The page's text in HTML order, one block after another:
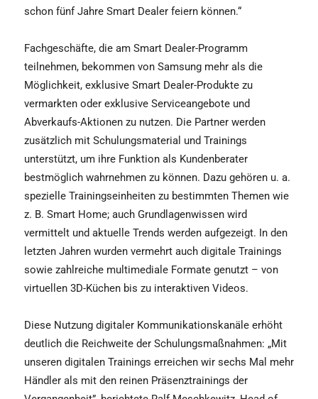
schon fünf Jahre Smart Dealer feiern können.“
Fachgeschäfte, die am Smart Dealer-Programm
teilnehmen, bekommen von Samsung mehr als die
Möglichkeit, exklusive Smart Dealer-Produkte zu
vermarkten oder exklusive Serviceangebote und
Abverkaufs-Aktionen zu nutzen. Die Partner werden
zusätzlich mit Schulungsmaterial und Trainings
unterstützt, um ihre Funktion als Kundenberater
bestmöglich wahrnehmen zu können. Dazu gehören u. a.
spezielle Trainingseinheiten zu bestimmten Themen wie
z. B. Smart Home; auch Grundlagenwissen wird
vermittelt und aktuelle Trends werden aufgezeigt. In den
letzten Jahren wurden vermehrt auch digitale Trainings
sowie zahlreiche multimediale Formate genutzt – von
virtuellen 3D-Küchen bis zu interaktiven Videos.
Diese Nutzung digitaler Kommunikationskanäle erhöht
deutlich die Reichweite der Schulungsmaßnahmen: „Mit
unseren digitalen Trainings erreichen wir sechs Mal mehr
Händler als mit den reinen Präsenztrainings der